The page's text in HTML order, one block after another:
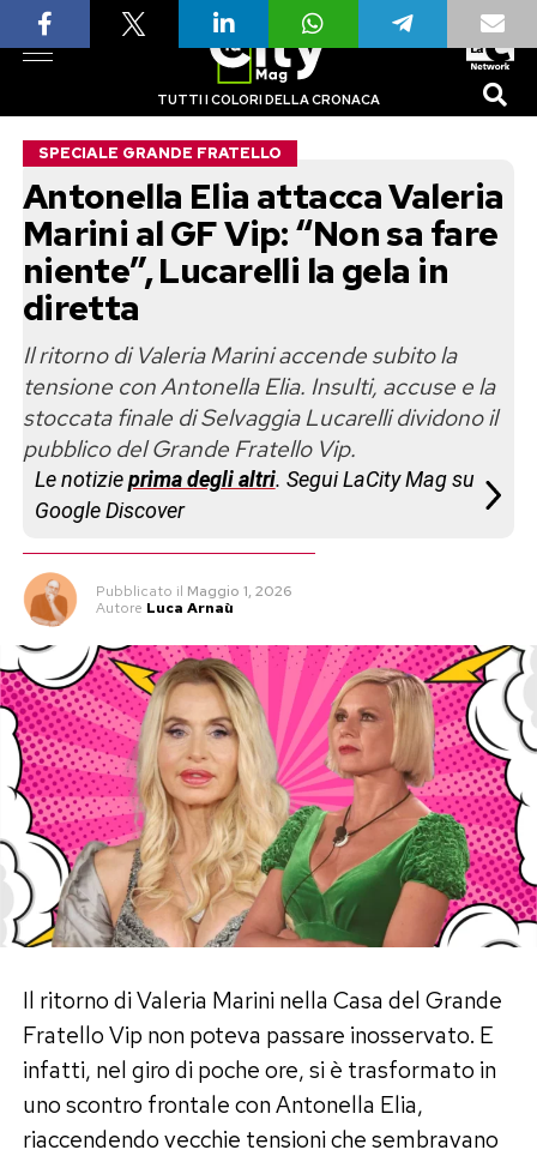
TUTTI I COLORI DELLA CRONACA
SPECIALE GRANDE FRATELLO
Antonella Elia attacca Valeria
Marini al GF Vip: “Non sa fare
niente”, Lucarelli la gela in
diretta
Il ritorno di Valeria Marini accende subito la
tensione con Antonella Elia. Insulti, accuse e la
stoccata finale di Selvaggia Lucarelli dividono il
pubblico del Grande Fratello Vip.
Le notizieprima degli altri. Segui LaCity Mag su
Google Discover
Pubblicato il Maggio 1, 2026
Autore Luca Arnaù
Il ritorno di Valeria Marini nella Casa del Grande
Fratello Vip non poteva passare inosservato. E
infatti, nel giro di poche ore, si è trasformato in
uno scontro frontale con Antonella Elia,
riaccendendo vecchie tensioni che sembravano